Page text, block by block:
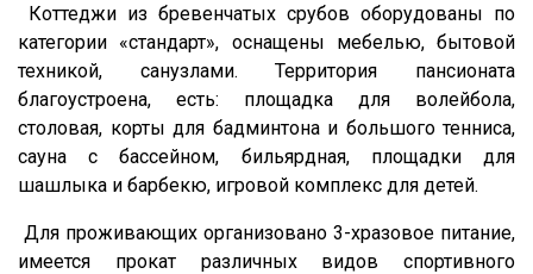
Коттеджи из бревенчатых срубов оборудованы по
категории «стандарт», оснащены мебелью, бытовой
техникой, санузлами. Территория пансионата
благоустроена, есть: площадка для волейбола,
столовая, корты для бадминтона и большого тенниса,
сауна с бассейном, бильярдная, площадки для
шашлыка и барбекю, игровой комплекс для детей.
Для проживающих организовано 3-хразовое питание,
имеется прокат различных видов спортивного